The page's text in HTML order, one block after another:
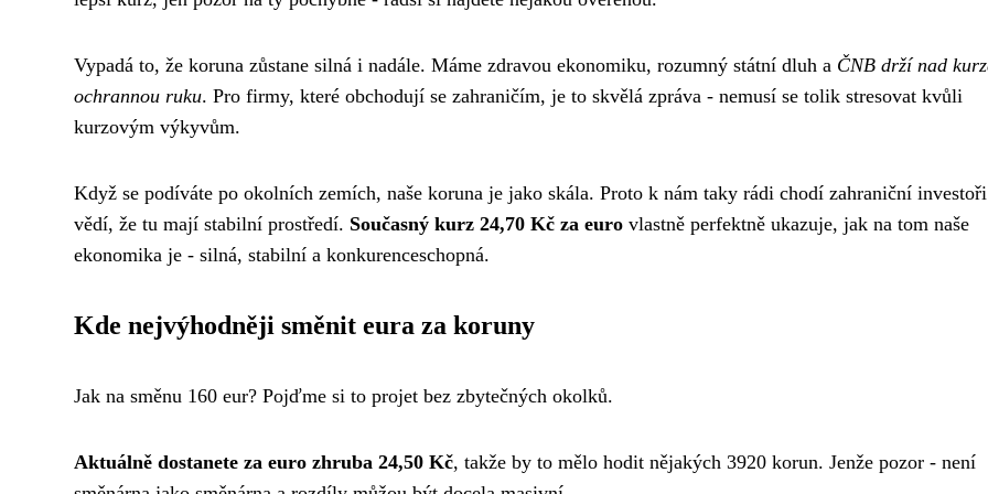
Vypadá to, že koruna zůstane silná i nadále. Máme zdravou ekonomiku, rozumný státní dluh a ČNB drží nad
ochrannou ruku. Pro firmy, které obchodují se zahraničím, je to skvělá zpráva - nemusí se tolik stresovat kvůli
kurzovým výkyvům.
Když se podíváte po okolních zemích, naše koruna je jako skála. Proto k nám taky rádi chodí zahraniční
vědí, že tu mají stabilní prostředí. Současný kurz 24,70 Kč za euro vlastně perfektně ukazuje, jak na tom naše
ekonomika je - silná, stabilní a konkurenceschopná.
Kde nejvýhodněji směnit eura za koruny
Jak na směnu 160 eur? Pojďme si to projet bez zbytečných okolků.
Aktuálně dostanete za euro zhruba 24,50 Kč, takže by to mělo hodit nějakých 3920 korun. Jenže pozor - není